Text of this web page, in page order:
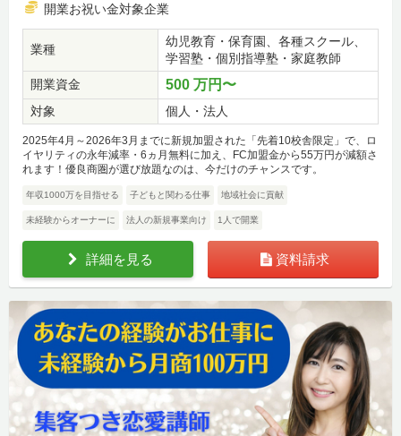
開業お祝い金対象企業
業種
幼児教育・保育園、各種スクール、
学習塾・個別指導塾・家庭教師
開業資金
500 万円〜
対象 個人・法人
2025年4月～2026年3月までに新規加盟された「先着10校舎限定」で、ロ
イヤリティの永年減率・6ヵ月無料に加え、FC加盟金から55万円が減額さ
れます！優良商圏が選び放題なのは、今だけのチャンスです。
年収1000万を目指せる 子どもと関わる仕事 地域社会に貢献
未経験からオーナーに 法人の新規事業向け 1人で開業
詳細を見る 資料請求